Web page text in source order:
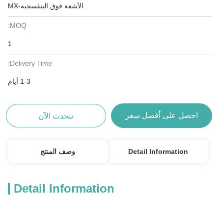
الأشعة فوق البنفسجية-MX
MOQ:
1
Delivery Time:
1-3 أيام
احصل على أفضل سعر نتحدث الآن
Detail Information وصف المنتج
Detail Information